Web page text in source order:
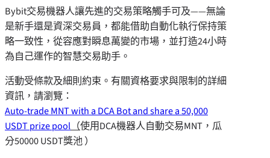
Bybit交易機器人讓先進的交易策略觸手可及——無論
是新手還是資深交易員，都能借助自動化執行保持策
略一致性，從容應對瞬息萬變的市場，並打造24小時
為自己運作的智慧交易助手。
活動受條款及細則約束。有關資格要求與限制的詳細
資訊，請瀏覽：
Auto-trade MNT with a DCA Bot and share a 50,000
USDT prize pool （使用DCA機器人自動交易MNT，瓜
分50000 USDT獎池 ）